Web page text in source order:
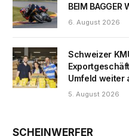
BEIM BAGGER
6. August 2026
Schweizer
Umfeld weiter
5. August 2026
SCHEINWERFER